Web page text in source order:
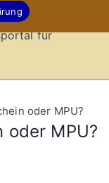
für
oder MPU?
oder MPU?